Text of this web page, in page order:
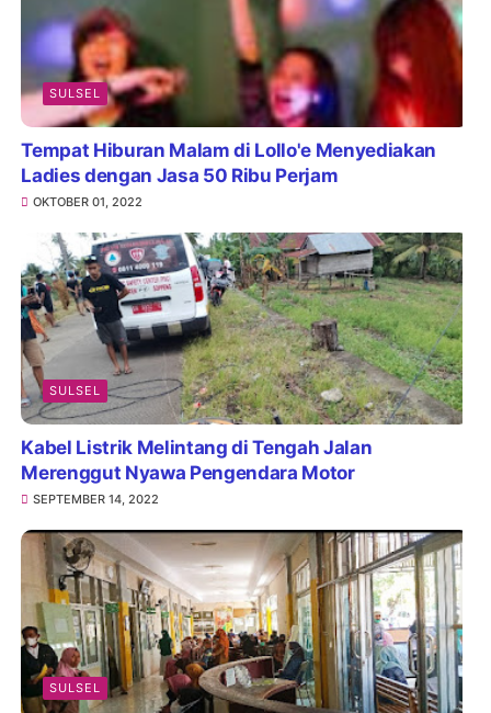
SULSEL
Tempat Hiburan Malam di Lollo'e Menyediakan
Ladies dengan Jasa 50 Ribu Perjam
OKTOBER 01, 2022
SULSEL
Kabel Listrik Melintang di Tengah Jalan
Merenggut Nyawa Pengendara Motor
SEPTEMBER 14, 2022
SULSEL